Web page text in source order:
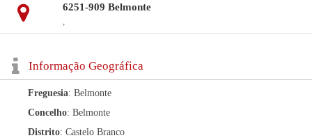
6251-909 Belmonte
,
Informação Geográfica
Freguesia: Belmonte
Concelho: Belmonte
Distrito: Castelo Branco